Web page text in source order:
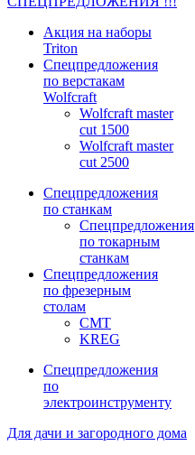
Акция на наборы
Triton
Спецпредложения
по верстакам
Wolfcraft
Wolfcraft master
cut 1500
Wolfcraft master
cut 2500
Спецпредложения
по станкам
Спецпредложения
по токарным
станкам
Спецпредложения
по фрезерным
столам
CMT
KREG
Спецпредложения
по
электроинструменту
Для дачи и загородного дома